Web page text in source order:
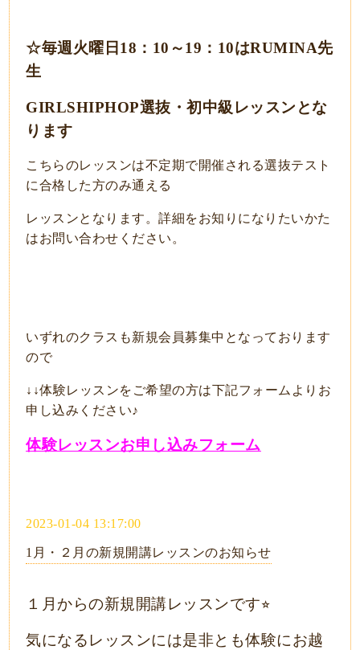
☆毎週火曜日18：10～19：10はRUMINA先
生
GIRLSHIPHOP選抜・初中級レッスンとな
ります
こちらのレッスンは不定期で開催される選抜テスト
に合格した方のみ通える
レッスンとなります。詳細をお知りになりたいかた
はお問い合わせください。
いずれのクラスも新規会員募集中となっております
ので
↓↓体験レッスンをご希望の方は下記フォームよりお
申し込みください♪
体験レッスンお申し込みフォーム
2023-01-04 13:17:00
1月・２月の新規開講レッスンのお知らせ
１月からの新規開講レッスンです⭐︎
気になるレッスンには是非とも体験にお越